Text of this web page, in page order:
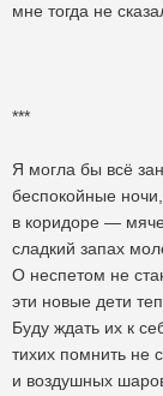
мне тогда не
***
Я могла бы всë
беспокойные
в коридоре —
сладкий запах
О неспетом не
эти новые дети
Буду ждать их к
тихих помнить не
и воздушных